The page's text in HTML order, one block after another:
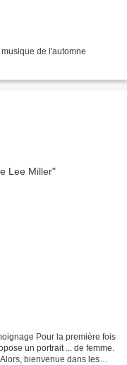
de l'automne
Pour la première fois
un portrait ... de femme.
bienvenue dans les